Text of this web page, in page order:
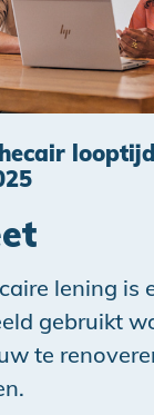
lening is
gebruikt
te